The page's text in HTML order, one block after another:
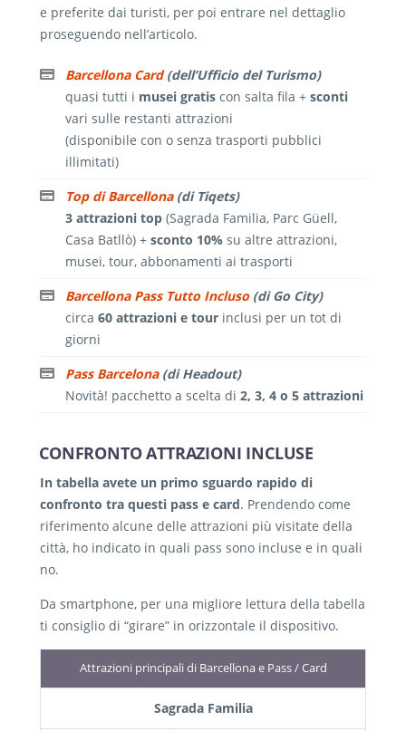
e preferite dai turisti, per poi entrare nel dettaglio
proseguendo nell’articolo.
Barcellona Card(dell’Ufficio del Turismo)
quasi tutti i musei gratis con salta fila + sconti
vari sulle restanti attrazioni
(disponibile con o senza trasporti pubblici
illimitati)
Top di Barcellona (di Tiqets)
3 attrazioni top (Sagrada Familia, Parc Güell,
Casa Batllò) + sconto 10% su altre attrazioni,
musei, tour, abbonamenti ai trasporti
Barcellona Pass Tutto Incluso(di Go City)
circa 60 attrazioni e tour inclusi per un tot di
giorni
Pass Barcelona(di Headout)
Novità! pacchetto a scelta di 2, 3, 4 o 5 attrazioni
CONFRONTO ATTRAZIONI INCLUSE
In tabella avete un primo sguardo rapido di
confronto tra questi pass e card. Prendendo come
riferimento alcune delle attrazioni più visitate della
città, ho indicato in quali pass sono incluse e in quali
no.
Da smartphone, per una migliore lettura della tabella
ti consiglio di “girare” in orizzontale il dispositivo.
Attrazioni principali di Barcellona e Pass / Card
Sagrada Familia